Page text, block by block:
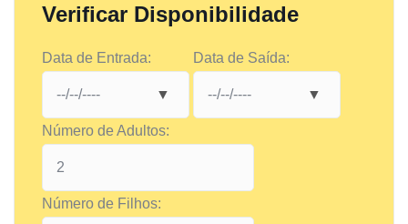
Verificar Disponibilidade
Data de Entrada: Data de Saída:
Número de Adultos:
Número de Filhos: